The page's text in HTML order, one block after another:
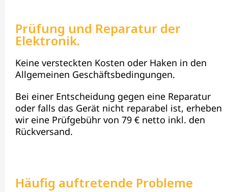
Prüfung und Reparatur der
Elektronik.
Keine versteckten Kosten oder Haken in den
Allgemeinen Geschäftsbedingungen.
Bei einer Entscheidung gegen eine Reparatur
oder falls das Gerät nicht reparabel ist, erheben
wir eine Prüfgebühr von 79 € netto inkl. den
Rückversand.
Häufig auftretende Probleme